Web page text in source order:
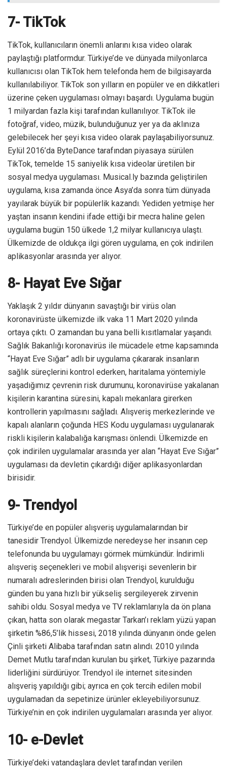
7- TikTok
TikTok, kullanıcıların önemli anlarını kısa video olarak
paylaştığı platformdur. Türkiye’de ve dünyada milyonlarca
kullanıcısı olan TikTok hem telefonda hem de bilgisayarda
kullanılabiliyor. TikTok son yılların en popüler ve en dikkatleri
üzerine çeken uygulaması olmayı başardı. Uygulama bugün
1 milyardan fazla kişi tarafından kullanılıyor. TikTok ile
fotoğraf, video, müzik, bulunduğunuz yer ya da aklınıza
gelebilecek her şeyi kısa video olarak paylaşabiliyorsunuz.
Eylül 2016’da ByteDance tarafından piyasaya sürülen
TikTok, temelde 15 saniyelik kısa videolar üretilen bir
sosyal medya uygulaması. Musical.ly bazında geliştirilen
uygulama, kısa zamanda önce Asya’da sonra tüm dünyada
yayılarak büyük bir popülerlik kazandı. Yediden yetmişe her
yaştan insanın kendini ifade ettiği bir mecra haline gelen
uygulama bugün 150 ülkede 1,2 milyar kullanıcıya ulaştı.
Ülkemizde de oldukça ilgi gören uygulama, en çok indirilen
aplikasyonlar arasında yer alıyor.
8- Hayat Eve Sığar
Yaklaşık 2 yıldır dünyanın savaştığı bir virüs olan
koronavirüste ülkemizde ilk vaka 11 Mart 2020 yılında
ortaya çıktı. O zamandan bu yana belli kısıtlamalar yaşandı.
Sağlık Bakanlığı koronavirüs ile mücadele etme kapsamında
“Hayat Eve Sığar” adlı bir uygulama çıkararak insanların
sağlık süreçlerini kontrol ederken, haritalama yöntemiyle
yaşadığımız çevrenin risk durumunu, koronavirüse yakalanan
kişilerin karantina süresini, kapalı mekanlara girerken
kontrollerin yapılmasını sağladı. Alışveriş merkezlerinde ve
kapalı alanların çoğunda HES Kodu uygulaması uygulanarak
riskli kişilerin kalabalığa karışması önlendi. Ülkemizde en
çok indirilen uygulamalar arasında yer alan “Hayat Eve Sığar”
uygulaması da devletin çıkardığı diğer aplikasyonlardan
birisidir.
9- Trendyol
Türkiye’de en popüler alışveriş uygulamalarından bir
tanesidir Trendyol. Ülkemizde neredeyse her insanın cep
telefonunda bu uygulamayı görmek mümkündür. İndirimli
alışveriş seçenekleri ve mobil alışverişi sevenlerin bir
numaralı adreslerinden birisi olan Trendyol, kurulduğu
günden bu yana hızlı bir yükseliş sergileyerek zirvenin
sahibi oldu. Sosyal medya ve TV reklamlarıyla da ön plana
çıkan, hatta son olarak megastar Tarkan’ı reklam yüzü yapan
şirketin %86,5’lik hissesi, 2018 yılında dünyanın önde gelen
Çinli şirketi Alibaba tarafından satın alındı. 2010 yılında
Demet Mutlu tarafından kurulan bu şirket, Türkiye pazarında
liderliğini sürdürüyor. Trendyol ile internet sitesinden
alışveriş yapıldığı gibi; ayrıca en çok tercih edilen mobil
uygulamadan da sepetinize ürünler ekleyebiliyorsunuz.
Türkiye’nin en çok indirilen uygulamaları arasında yer alıyor.
10- e-Devlet
Türkiye’deki vatandaşlara devlet tarafından verilen